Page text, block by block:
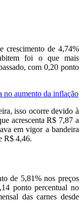
crescimento de 4,74%
foi o que mais
com 0,20 ponto
no aumento da inflação
isso ocorre devido à
acrescenta R$ 7,87 a
em vigor a bandeira
R$ 4,46.
de 5,81% nos preços
ponto percentual no
das carnes desde